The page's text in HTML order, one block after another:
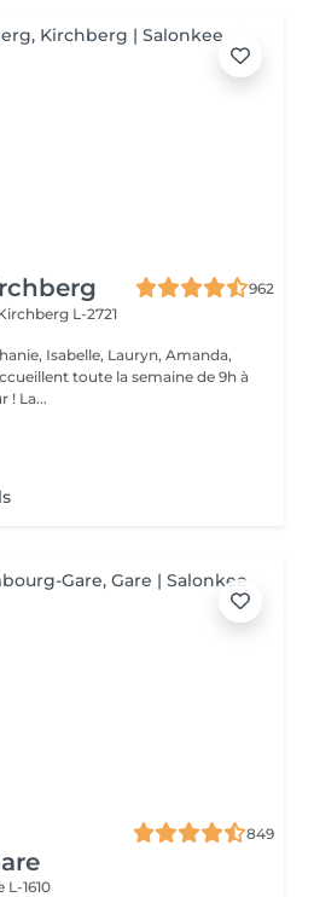
962
L-2721
Isabelle, Lauryn, Amanda,
toute la semaine de 9h à
20h dans la bonne humeur ! La...
849
L-1610